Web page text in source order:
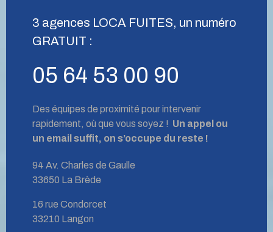
3 agences LOCA FUITES, un numéro
GRATUIT :
05 64 53 00 90
Des équipes de proximité pour intervenir
rapidement, où que vous soyez ! Un appel ou
un email suffit, on s’occupe du reste !
94 Av. Charles de Gaulle
33650 La Brède
16 rue Condorcet
33210 Langon